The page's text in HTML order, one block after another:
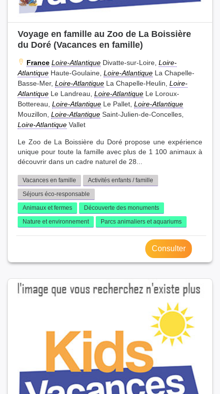
Voyage en famille au Zoo de La Boissière
du Doré (Vacances en famille)
France Loire-Atlantique Divatte-sur-Loire, Loire-
Atlantique Haute-Goulaine, Loire-Atlantique La Chapelle-
Basse-Mer, Loire-Atlantique La Chapelle-Heulin, Loire-
Atlantique Le Landreau, Loire-Atlantique Le Loroux-
Bottereau, Loire-Atlantique Le Pallet, Loire-Atlantique
Mouzillon, Loire-Atlantique Saint-Julien-de-Concelles,
Loire-Atlantique Vallet
Le Zoo de La Boissière du Doré propose une expérience
unique pour toute la famille avec plus de 1 100 animaux à
découvrir dans un cadre naturel de 28...
Vacances en famille
Activités enfants / famille
Séjours éco-responsable
Animaux et fermes
Découverte des monuments
Nature et environnement
Parcs animaliers et aquariums
Consulter